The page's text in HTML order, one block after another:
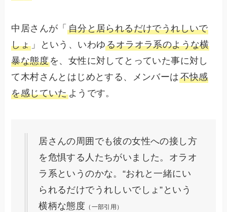
中居さんが「 自分と居られるだけでうれしいで
しょ 」という、いわゆるオラオラ系のような横
暴な態度を、女性に対してとっていた事に対し
て木村さんとはじめとする、メンバーは不快感
を感じていたようです。
居さんの周囲でも彼の女性への接し方
を危惧する人たちがいました。オラオ
ラ系というのかな。“おれと一緒にい
られるだけでうれしいでしょ”という
横柄な態度 （一部引用）